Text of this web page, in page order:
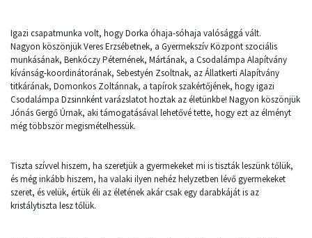
Igazi csapatmunka volt, hogy Dorka óhaja-sóhaja valósággá vált.
Nagyon köszönjük Veres Erzsébetnek, a Gyermekszív Központ szociális
munkásának, Benkóczy Péternének, Mártának, a Csodalámpa Alapítvány
kívánság-koordinátorának, Sebestyén Zsoltnak, az Állatkerti Alapítvány
titkárának, Domonkos Zoltánnak, a tapírok szakértőjének, hogy igazi
Csodalámpa Dzsinnként varázslatot hoztak az életünkbe! Nagyon köszönjük
Jónás Gergő Úrnak, aki támogatásával lehetővé tette, hogy ezt az élményt
még többször megismételhessük.
Tiszta szívvel hiszem, ha szeretjük a gyermekeket mi is tiszták leszünk tőlük,
és még inkább hiszem, ha valaki ilyen nehéz helyzetben lévő gyermekeket
szeret, és velük, értük éli az életének akár csak egy darabkáját is az
kristálytiszta lesz tőlük.